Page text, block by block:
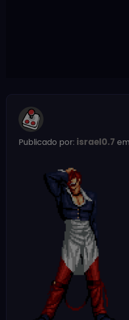
Publicado por: israel0.7